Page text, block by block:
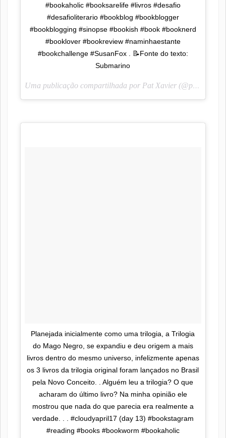
#bookaholic #booksarelife #livros #desafio
#desafioliterario #bookblog #bookblogger
#bookblogging #sinopse #bookish #book #booknerd
#booklover #bookreview #naminhaestante
#bookchallenge #SusanFox . 📝Fonte do texto:
Submarino
Uma publicação compartilhada por Pat Xavier (@pah_lendoescrevendo) em
Planejada inicialmente como uma trilogia, a Trilogia
do Mago Negro, se expandiu e deu origem a mais
livros dentro do mesmo universo, infelizmente apenas
os 3 livros da trilogia original foram lançados no Brasil
pela Novo Conceito. . Alguém leu a trilogia? O que
acharam do último livro? Na minha opinião ele
mostrou que nada do que parecia era realmente a
verdade. . . #cloudyapril17 (day 13) #bookstagram
#reading #books #bookworm #bookaholic